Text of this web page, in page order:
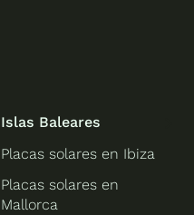
Islas Baleares
Placas solares en Ibiza
Placas solares en
Mallorca